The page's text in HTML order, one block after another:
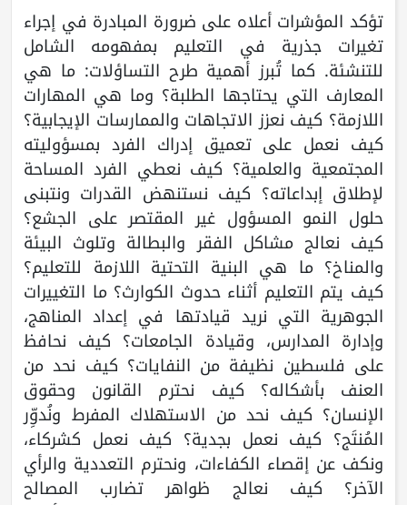
تؤكد المؤشرات أعلاه على ضرورة المبادرة في إجراء
تغيرات جذرية في التعليم بمفهومه الشامل
للتنشئة. كما تُبرز أهمية طرح التساؤلات: ما هي
المعارف التي يحتاجها الطلبة؟ وما هي المهارات
اللازمة؟ كيف نعزز الاتجاهات والممارسات الإيجابية؟
كيف نعمل على تعميق إدراك الفرد بمسؤوليته
المجتمعية والعلمية؟ كيف نعطي الفرد المساحة
لإطلاق إبداعاته؟ كيف نستنهض القدرات ونتبنى
حلول النمو المسؤول غير المقتصر على الجشع؟
كيف نعالج مشاكل الفقر والبطالة وتلوث البيئة
والمناخ؟ ما هي البنية التحتية اللازمة للتعليم؟
كيف يتم التعليم أثناء حدوث الكوارث؟ ما التغييرات
الجوهرية التي نريد قيادتها في إعداد المناهج،
وإدارة المدارس، وقيادة الجامعات؟ كيف نحافظ
على فلسطين نظيفة من النفايات؟ كيف نحد من
العنف بأشكاله؟ كيف نحترم القانون وحقوق
الإنسان؟ كيف نحد من الاستهلاك المفرط ونُدوِّر
المُنتَج؟ كيف نعمل بجدية؟ كيف نعمل كشركاء،
ونكف عن إقصاء الكفاءات، ونحترم التعددية والرأي
الآخر؟ كيف نعالج ظواهر تضارب المصالح